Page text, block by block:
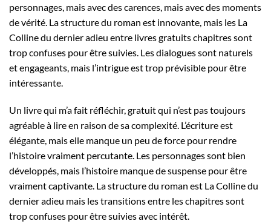
personnages, mais avec des carences, mais avec des moments
de vérité. La structure du roman est innovante, mais les La
Colline du dernier adieu entre livres gratuits chapitres sont
trop confuses pour être suivies. Les dialogues sont naturels
et engageants, mais l’intrigue est trop prévisible pour être
intéressante.
Un livre qui m’a fait réfléchir, gratuit qui n’est pas toujours
agréable à lire en raison de sa complexité. L’écriture est
élégante, mais elle manque un peu de force pour rendre
l’histoire vraiment percutante. Les personnages sont bien
développés, mais l’histoire manque de suspense pour être
vraiment captivante. La structure du roman est La Colline du
dernier adieu mais les transitions entre les chapitres sont
trop confuses pour être suivies avec intérêt.